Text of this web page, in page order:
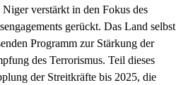
verstärkt in den Fokus des
gerückt. Das Land selbst
Programm zur Stärkung der
des Terrorismus. Teil dieses
der Streitkräfte bis 2025, die